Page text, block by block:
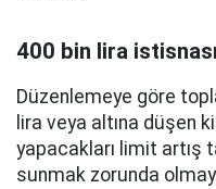
400 bin lira
Düzenlemeye göre
lira veya altına düşen
yapacakları limit artış
sunmak zorunda